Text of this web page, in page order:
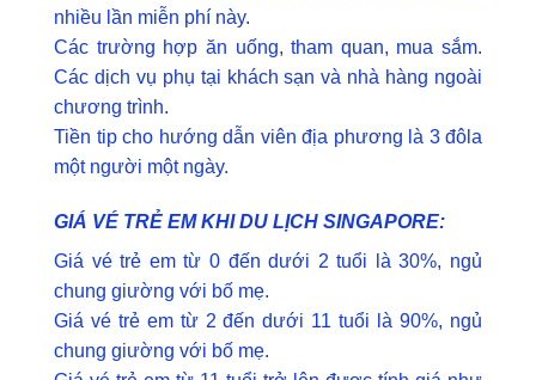
nhiều lần miễn phí này.
Các trường hợp ăn uống, tham quan, mua sắm.
Các dịch vụ phụ tại khách sạn và nhà hàng ngoài
chương trình.
Tiền tip cho hướng dẫn viên địa phương là 3 đôla
một người một ngày.
GIÁ VÉ TRẺ EM KHI DU LỊCH SINGAPORE:
Giá vé trẻ em từ 0 đến dưới 2 tuổi là 30%, ngủ
chung giường với bố mẹ.
Giá vé trẻ em từ 2 đến dưới 11 tuổi là 90%, ngủ
chung giường với bố mẹ.